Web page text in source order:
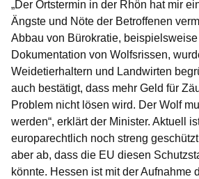
„Der Ortstermin in der Rhön hat mir
Ängste und Nöte der Betroffenen
Abbau von Bürokratie,
Dokumentation von Wolfsrissen,
Weidetierhaltern und Landwirten
auch bestätigt, dass mehr Geld für
Problem nicht lösen wird. Der Wolf
werden“, erklärt der Minister. Aktuell
europarechtlich noch streng
aber ab, dass die EU diesen
könnte. Hessen ist mit der Aufnahme